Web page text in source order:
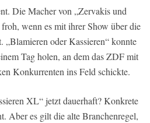
Die Macher von „Zervakis und
wenn es mit ihrer Show über die
„Blamieren oder Kassieren“ konnte
Tag holen, an dem das ZDF mit
Konkurrenten ins Feld schickte.
XL“ jetzt dauerhaft? Konkrete
Aber es gilt die alte Branchenregel,